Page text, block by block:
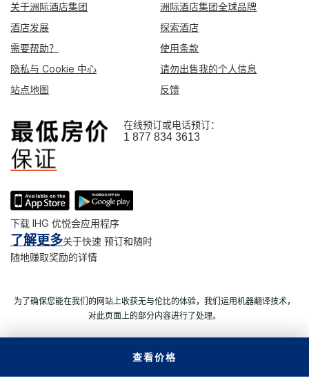
查看价格
关于洲际酒店集团
洲际酒店集团全球品牌
酒店发展
探索酒店
需要帮助？
使用条款
隐私与 Cookie 中心
请勿出售我的个人信息
站点地图
反馈
在线预订或电话预订：
1 877 834 3613
下载 IHG 优悦会应用程序
了解更多关于快速 预订和随时
随地赚取奖励的详情
为了确保您能在我们的网站上收获无与伦比的体验，我们运用机器翻译技术，
对此页面上的部分内容进行了处理。
© 2026 洲际酒店集团。 版权所有。 多数酒店为独立产权及独立经
营。沪ICP备09027645号-1 沪公网安备31011502008060号